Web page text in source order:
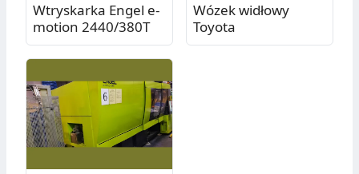
Wtryskarka Engel e-
motion 2440/380T
Wózek widłowy
Toyota